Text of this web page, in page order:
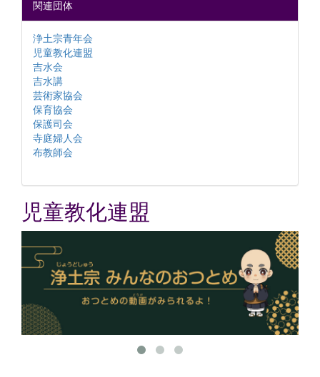
関連団体
浄土宗青年会
児童教化連盟
吉水会
吉水講
芸術家協会
保育協会
保護司会
寺庭婦人会
布教師会
児童教化連盟